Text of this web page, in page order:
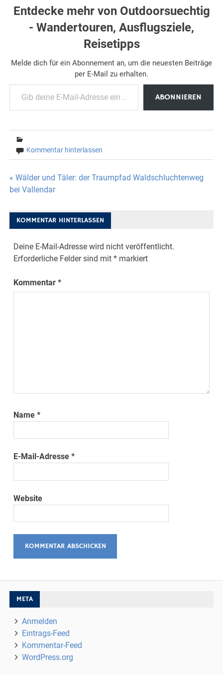
Entdecke mehr von Outdoorsuechtig
- Wandertouren, Ausflugsziele,
Reisetipps
Melde dich für ein Abonnement an, um die neuesten Beiträge
per E-Mail zu erhalten.
Gib deine E-Mail-Adresse ein ...
ABONNIEREN
Kommentar hinterlassen
Beitragsnavigation
« Wälder und Täler: der Traumpfad Waldschluchtenweg
bei Vallendar
KOMMENTAR HINTERLASSEN
Deine E-Mail-Adresse wird nicht veröffentlicht.
Erforderliche Felder sind mit* markiert
Kommentar*
Name*
E-Mail-Adresse*
Website
META
Anmelden
Eintrags-Feed
Kommentar-Feed
WordPress.org